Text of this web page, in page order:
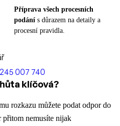
Příprava všech procesních
podání s důrazem na detaily a
procesní pravidla.
245 007 740
klíčová?
rozkazu můžete podat odpor do
přitom nemusíte nijak